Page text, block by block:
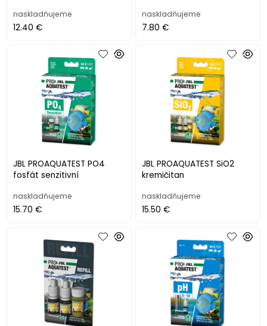
naskladňujeme
12.40 €
naskladňujeme
7.80 €
JBL PROAQUATEST PO4
fosfát senzitivní
naskladňujeme
15.70 €
JBL PROAQUATEST SiO2
kremičitan
naskladňujeme
15.50 €